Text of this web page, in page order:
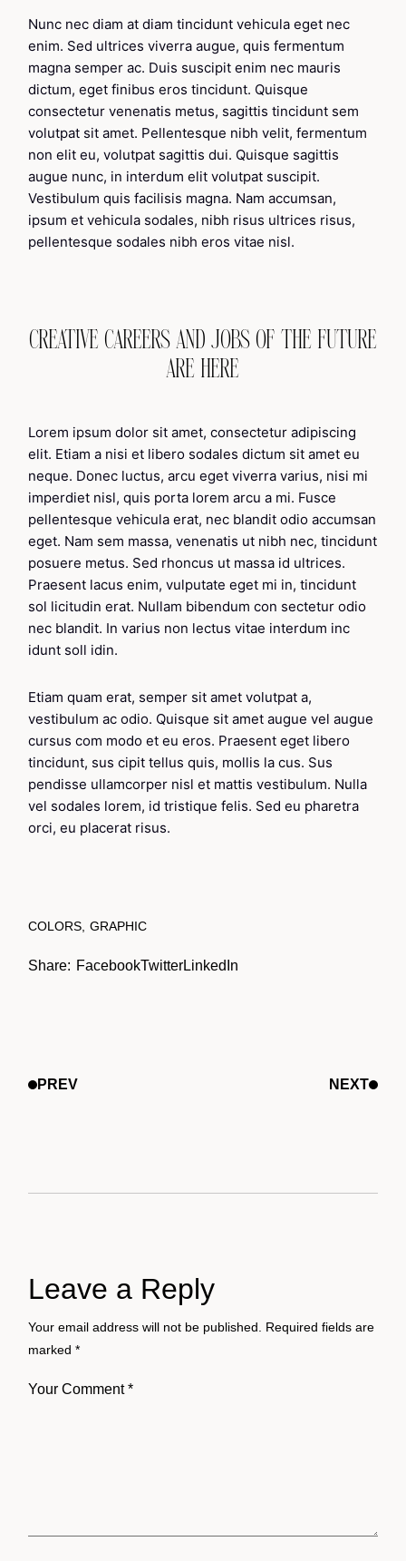
Nunc nec diam at diam tincidunt vehicula eget nec
enim. Sed ultrices viverra augue, quis fermentum
magna semper ac. Duis suscipit enim nec mauris
dictum, eget finibus eros tincidunt. Quisque
consectetur venenatis metus, sagittis tincidunt sem
volutpat sit amet. Pellentesque nibh velit, fermentum
non elit eu, volutpat sagittis dui. Quisque sagittis
augue nunc, in interdum elit volutpat suscipit.
Vestibulum quis facilisis magna. Nam accumsan,
ipsum et vehicula sodales, nibh risus ultrices risus,
pellentesque sodales nibh eros vitae nisl.
CREATIVE CAREERS AND JOBS OF THE FUTURE
ARE HERE
Lorem ipsum dolor sit amet, consectetur adipiscing
elit. Etiam a nisi et libero sodales dictum sit amet eu
neque. Donec luctus, arcu eget viverra varius, nisi mi
imperdiet nisl, quis porta lorem arcu a mi. Fusce
pellentesque vehicula erat, nec blandit odio accumsan
eget. Nam sem massa, venenatis ut nibh nec, tincidunt
posuere metus. Sed rhoncus ut massa id ultrices.
Praesent lacus enim, vulputate eget mi in, tincidunt
sol licitudin erat. Nullam bibendum con sectetur odio
nec blandit. In varius non lectus vitae interdum inc
idunt soll idin.
Etiam quam erat, semper sit amet volutpat a,
vestibulum ac odio. Quisque sit amet augue vel augue
cursus com modo et eu eros. Praesent eget libero
tincidunt, sus cipit tellus quis, mollis la cus. Sus
pendisse ullamcorper nisl et mattis vestibulum. Nulla
vel sodales lorem, id tristique felis. Sed eu pharetra
orci, eu placerat risus.
COLORS GRAPHIC
Share: FacebookTwitterLinkedIn
PREV NEXT
Leave a Reply
Your email address will not be published.
Required fields are
marked*